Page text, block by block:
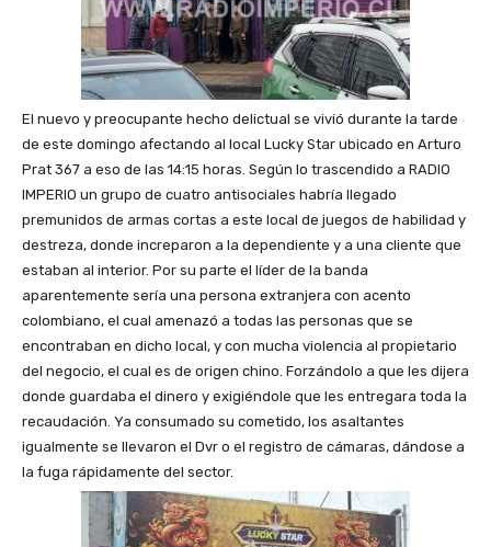
El nuevo y preocupante hecho delictual se vivió durante la tarde
de este domingo afectando al local Lucky Star ubicado en Arturo
Prat 367 a eso de las 14:15 horas. Según lo trascendido a RADIO
IMPERIO un grupo de cuatro antisociales habría llegado
premunidos de armas cortas a este local de juegos de habilidad y
destreza, donde increparon a la dependiente y a una cliente que
estaban al interior. Por su parte el líder de la banda
aparentemente sería una persona extranjera con acento
colombiano, el cual amenazó a todas las personas que se
encontraban en dicho local, y con mucha violencia al propietario
del negocio, el cual es de origen chino. Forzándolo a que les dijera
donde guardaba el dinero y exigiéndole que les entregara toda la
recaudación. Ya consumado su cometido, los asaltantes
igualmente se llevaron el Dvr o el registro de cámaras, dándose a
la fuga rápidamente del sector.